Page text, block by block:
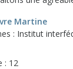
Martine
: Institut
: 12